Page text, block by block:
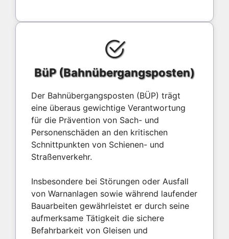
BüP (Bahnübergangsposten)
Der Bahnübergangsposten (BÜP) trägt
eine überaus gewichtige Verantwortung
für die Prävention von Sach- und
Personenschäden an den kritischen
Schnittpunkten von Schienen- und
Straßenverkehr.
Insbesondere bei Störungen oder Ausfall
von Warnanlagen sowie während laufender
Bauarbeiten gewährleistet er durch seine
aufmerksame Tätigkeit die sichere
Befahrbarkeit von Gleisen und